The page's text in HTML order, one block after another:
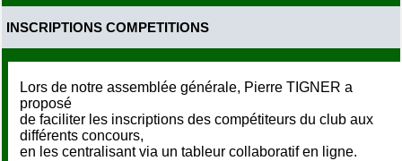
INSCRIPTIONS COMPETITIONS
Lors de notre assemblée générale, Pierre TIGNER a
proposé
de faciliter les inscriptions des compétiteurs du club aux
différents concours,
en les centralisant via un tableur collaboratif en ligne.